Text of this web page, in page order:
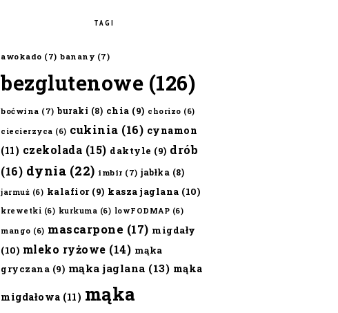
TAGI
awokado (7) banany (7)
bezglutenowe (126)
boćwina (7) buraki (8) chia (9) chorizo (6)
ciecierzyca (6) cukinia (16) cynamon
(11) czekolada (15) daktyle (9) drób
(16) dynia (22) imbir (7) jabłka (8)
jarmuż (6) kalafior(9) kasza jaglana (10)
krewetki (6) kurkuma (6) lowFODMAP (6)
mango (6) mascarpone (17) migdały
(10) mleko ryżowe (14) mąka
gryczana (9) mąka jaglana (13) mąka
migdałowa (11) mąka